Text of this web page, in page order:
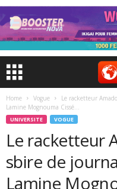
Home Vogue
Le racketteur
Lamine Mognouma Cissé...
UNIVERSITE VOGUE
Le racketteur
sbire de
Lamine